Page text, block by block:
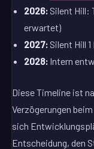
2026: Silent Hill:
erwartet)
2027: Silent Hill
2028: Intern
Diese Timeline ist
Verzögerungen
sich
Entscheidung, den